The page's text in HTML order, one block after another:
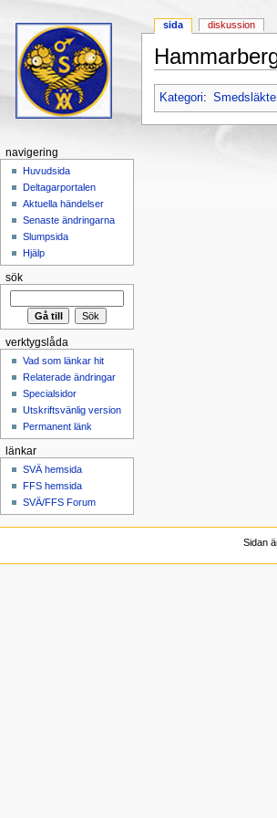
Kategori:
sida diskussion
navigering
Huvudsida
Deltagarportalen
Aktuella händelser
Senaste ändringarna
Slumpsida
Hjälp
sök
verktygslåda
Vad som länkar hit
Relaterade ändringar
Specialsidor
Utskriftsvänlig version
Permanent länk
länkar
SVÄ hemsida
FFS hemsida
SVÄ/FFS Forum
Sidan